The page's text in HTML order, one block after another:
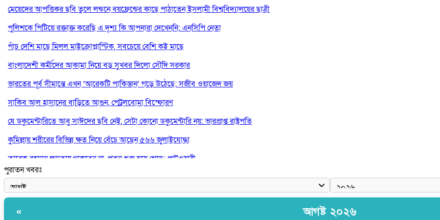
মেয়েদের আপত্তিকর ছবি তুলে লন্ডনে বয়ফ্রেন্ডের কাছে পাঠাতেন ইসলামী বিশ্ববিদ্যালয়ের ছাত্রী
পুলিশকে পিটিয়ে রক্তাক্ত করেছি এ দৃশ্য কি আপনারা দেখেননি: এনসিপি নেতা
পাঁচ দেশি মাছে মিলল মাইক্রোপ্লাস্টিক, সবচেয়ে বেশি কই মাছে
বাংলাদেশী কর্মীদের আকামা নিয়ে বড় সুখবর দিলো সৌদি সরকার
ভারতের পূর্ব সীমান্তে এখন ‘আরেকটি পাকিস্তান’ গড়ে উঠেছে: সজীব ওয়াজেদ জয়
সাকিব আল হাসানের বাড়িতে আগুন, পেট্রলবোমা বিস্ফোরণ
যে ডকুমেন্টারিতে আবু সাঈদের ছবি নেই, সেটা কোনো ডকুমেন্টারি নয়: ভারপ্রাপ্ত রাষ্ট্রপতি
কুমিল্লায় শরীরের বিভিন্ন ক্ষত নিয়ে বেঁচে আছেন ৫৬৬ জুলাইযোদ্ধা
তারেক রহমান ক্ষমতায় থাকবেন না, পতন শুরু হয়ে গেছে: পাটওয়ারী
শেখ হাসিনাকে আর রাখতে চাচ্ছে না ভারত: আসিফ মাহমুদ
পুরাতন খবরঃ
« আগষ্ট ২০২৬